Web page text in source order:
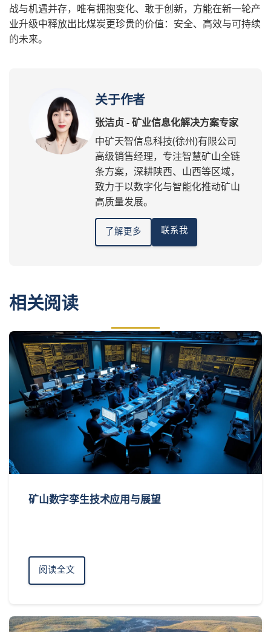
战与机遇并存，唯有拥抱变化、敢于创新，方能在新一轮产
业升级中释放出比煤炭更珍贵的价值：安全、高效与可持续
的未来。
关于作者
张洁贞 - 矿业信息化解决方案专家
中矿天智信息科技(徐州)有限公司
高级销售经理，专注智慧矿山全链
条方案，深耕陕西、山西等区域，
致力于以数字化与智能化推动矿山
高质量发展。
了解更多 联系我
相关阅读
矿山数字孪生技术应用与展望
阅读全文